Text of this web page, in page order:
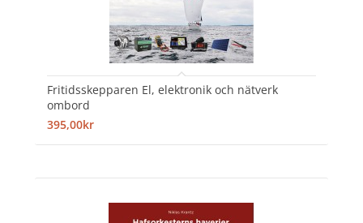
Fritidsskepparen El, elektronik och nätverk
ombord
395,00kr